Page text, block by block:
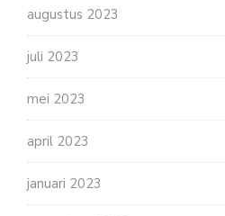
augustus 2023
juli 2023
mei 2023
april 2023
januari 2023